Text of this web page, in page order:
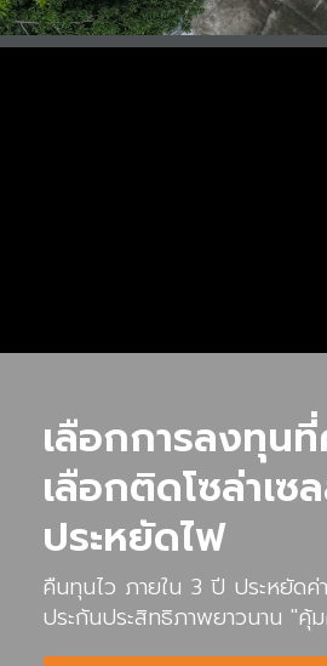
เลือกการลงทุน
เลือกติดโซล่าเซ
ประหยัดไฟ
คืนทุนไว ภายใน 3 ปี ประหยัด
ประกันประสิทธิภาพยาวนาน "คุ้ม